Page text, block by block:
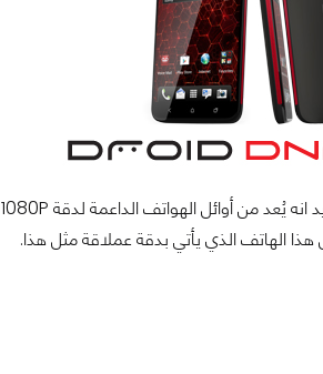
1080P
هذا الهاتف الذي يأتي بدقة عملاقة مثل هذا.